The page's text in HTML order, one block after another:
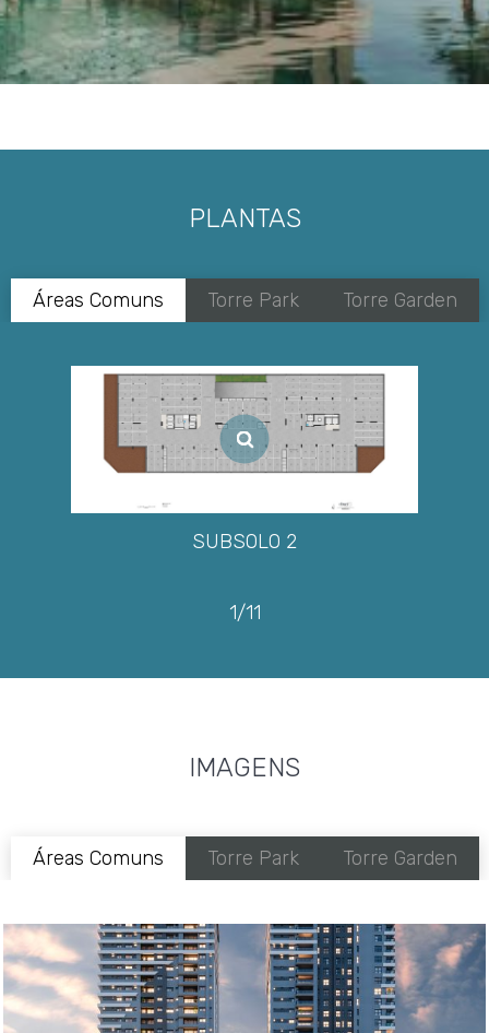
ACADEMIA AMPLA, COM MAIS DE 175M² COM ESPAÇO
EXTERNO DE 25M²
VAGA COM TOMADA PARA VEÍCULO E/OU BICICLETA
PLANTAS
Áreas Comuns Torre Park Torre Garden
SUBSOLO 2
1/11
IMAGENS
Áreas Comuns Torre Park Torre Garden